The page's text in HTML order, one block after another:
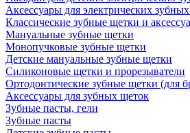
Аксессуары для электрических
Классические зубные щетки и
Мануальные зубные щетки
Монопучковые зубные щетки
Детские мануальные зубные щетки
Силиконовые щетки и прорезыватели
Ортодонтические зубные щетки (для
Аксессуары для зубных щеток
Зубные пасты, гели
Зубные пасты